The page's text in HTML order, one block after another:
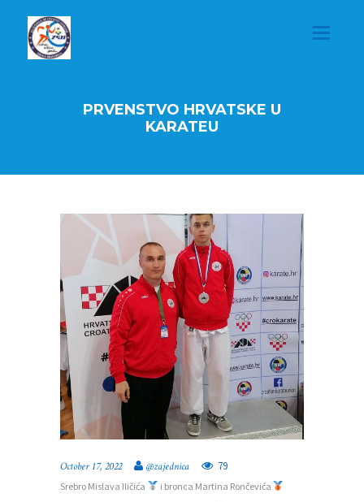
PRVENSTVO HRVATSKE U
KARATEU
October 17, 2022 @zajednica 79
Srebro Mislava Iličića
i bronca Martina Rončevića